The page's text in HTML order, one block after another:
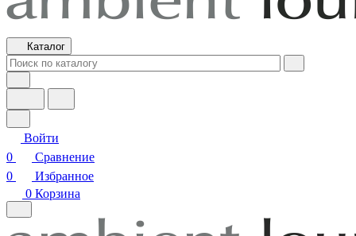
Каталог
Войти
0
Сравнение
0
Избранное
0 Корзина